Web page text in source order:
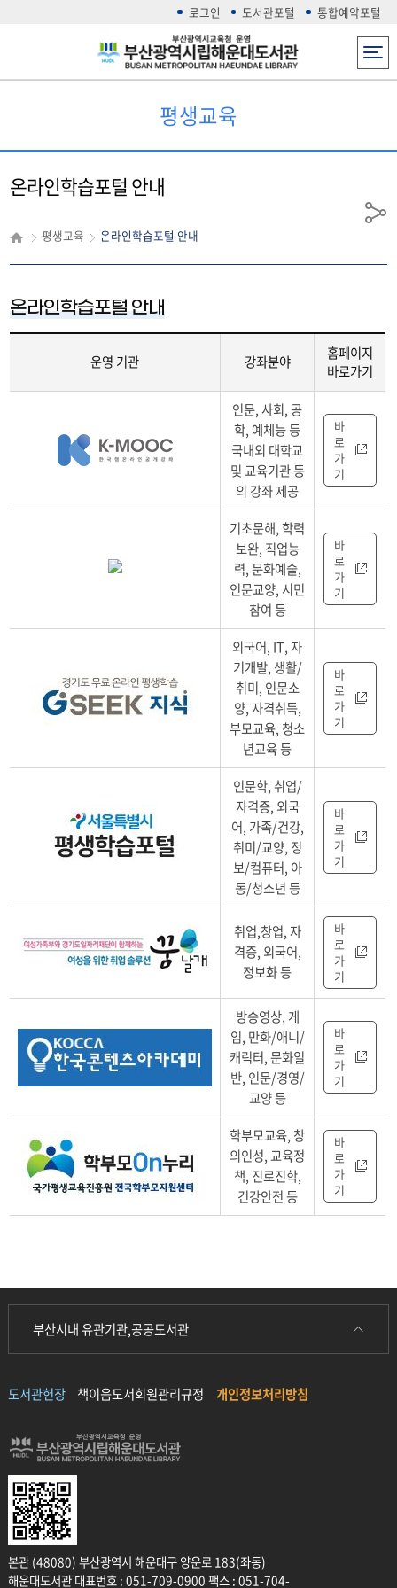
로그인 도서관포털 통합예약포털
전체메뉴
평생교육
온라인학습포털 안내
평생교육 온라인학습포털 안내
공
온라인학습포털 안내
털
지
운영 기관 강좌분야
홈페이지
바로가기
인문, 사회, 공
학, 예체능 등
국내외 대학교
및 교육기관 등
의 강좌 제공
바
로
가
기
기초문해, 학력
보완, 직업능
력, 문화예술,
인문교양, 시민
참여 등
바
로
가
기
외국어, IT, 자
기개발, 생활/
취미, 인문소
양, 자격취득,
부모교육, 청소
년교육 등
바
로
가
기
인문학, 취업/
자격증, 외국
어, 가족/건강,
취미/교양, 정
보/컴퓨터, 아
동/청소년 등
바
로
가
기
취업,창업, 자
격증, 외국어,
정보화 등
바
로
가
기
방송영상, 게
임, 만화/애니/
캐릭터, 문화일
반, 인문/경영/
교양 등
바
로
가
기
학부모교육, 창
의인성, 교육정
책, 진로진학,
건강안전 등
바
로
가
기
부산시내 유관기관,공공도서관
도서관헌장 책이음도서회원관리규정 개인정보처리방침
본관 (48080) 부산광역시 해운대구 양운로 183(좌동)
해운대도서관 대표번호 : 051-709-0900 팩스 : 051-704-